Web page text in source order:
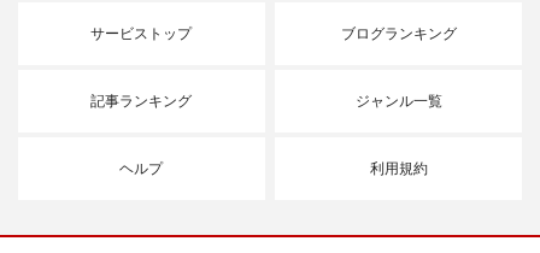
サービストップ ブログランキング
記事ランキング ジャンル一覧
ヘルプ 利用規約